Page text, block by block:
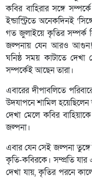
কবির বাহিরার সঙ্গে
ইন্ডাস্ট্রিতে অনেকদিনই
গত জুলাইয়ে কৃতির সম্পর্ক
জল্পনায় যেন আরও আগুন!
ঘনিষ্ঠ সময় কাটাতে
সম্পর্কেই আছেন তারা।
এবারের দীপাবলিতে
উদযাপনে শামিল হয়েছিলেন
দেখা মেলে কবির
জল্পনা।
এবার যেন সেই জল্পনা
কৃতি-কবিরকে। সম্প্রতি যার
দেখা যায়, কৃতির পরনে